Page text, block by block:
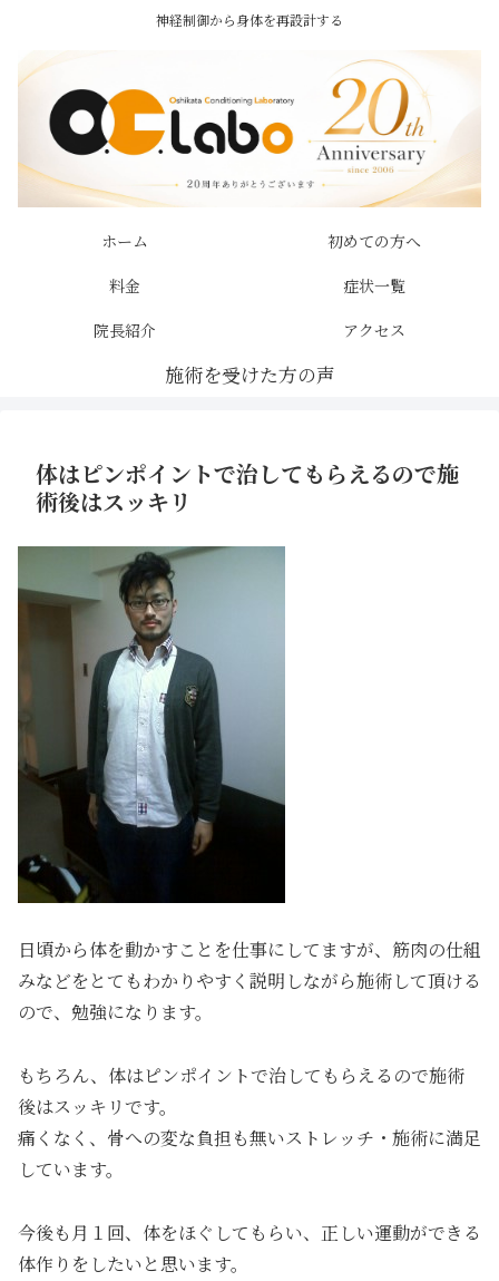
神経制御から身体を再設計する
ホーム
初めての方へ
料金
症状一覧
院長紹介
アクセス
体はピンポイントで治してもらえるので施
術後はスッキリ
日頃から体を動かすことを仕事にしてますが、筋肉の仕組
みなどをとてもわかりやすく説明しながら施術して頂ける
ので、勉強になります。
もちろん、体はピンポイントで治してもらえるので施術
後はスッキリです。
痛くなく、骨への変な負担も無いストレッチ・施術に満足
しています。
今後も月１回、体をほぐしてもらい、正しい運動ができる
体作りをしたいと思います。